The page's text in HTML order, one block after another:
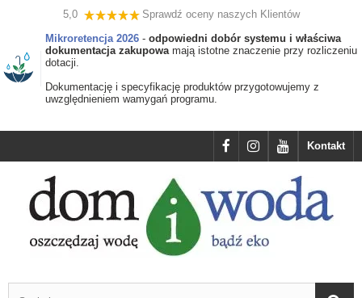
5,0
Sprawdź oceny naszych Klientów
Mikroretencja 2026 - odpowiedni dobór systemu i właściwa
dokumentacja zakupowamają istotne znaczenie przy rozliczeniu
dotacji.
Dokumentację i specyfikację produktów przygotowujemy z
uwzględnieniem wamygań programu.
Kontakt